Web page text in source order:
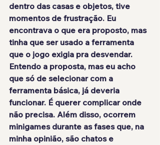
dentro das casas e objetos, tive
momentos de frustração. Eu
encontrava o que era proposto, mas
tinha que ser usado a ferramenta
que o jogo exigia pra desvendar.
Entendo a proposta, mas eu acho
que só de selecionar com a
ferramenta básica, já deveria
funcionar. É querer complicar onde
não precisa. Além disso, ocorrem
minigames durante as fases que, na
minha opinião, são chatos e